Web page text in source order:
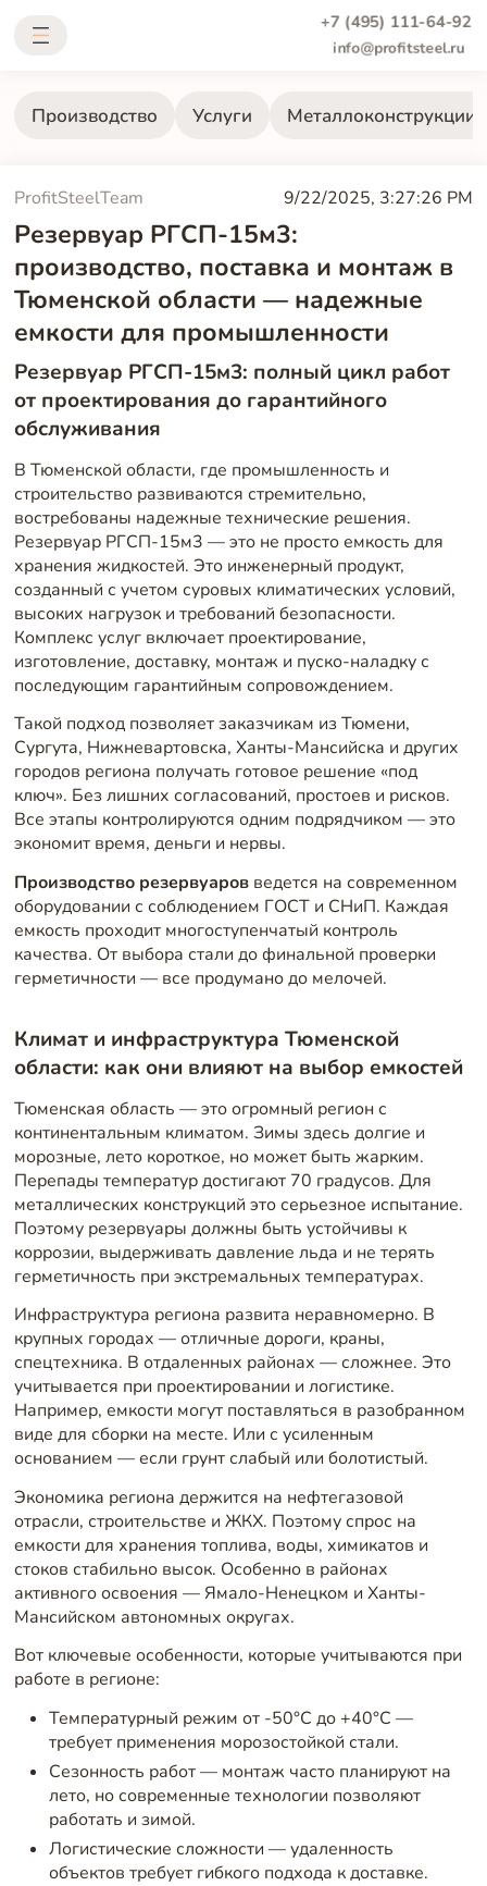
+7 (495) 111-64-92
info@profitsteel.ru
Производство Услуги Металлоконструкции
ProfitSteelTeam 9/22/2025, 3:27:26 PM
Резервуар РГСП-15м3:
производство, поставка и монтаж в
Тюменской области — надежные
емкости для промышленности
Резервуар РГСП-15м3: полный цикл работ
от проектирования до гарантийного
обслуживания
В Тюменской области, где промышленность и
строительство развиваются стремительно,
востребованы надежные технические решения.
Резервуар РГСП-15м3 — это не просто емкость для
хранения жидкостей. Это инженерный продукт,
созданный с учетом суровых климатических условий,
высоких нагрузок и требований безопасности.
Комплекс услуг включает проектирование,
изготовление, доставку, монтаж и пуско-наладку с
последующим гарантийным сопровождением.
Такой подход позволяет заказчикам из Тюмени,
Сургута, Нижневартовска, Ханты-Мансийска и других
городов региона получать готовое решение «под
ключ». Без лишних согласований, простоев и рисков.
Все этапы контролируются одним подрядчиком — это
экономит время, деньги и нервы.
Производство резервуаровведется на современном
оборудовании с соблюдением ГОСТ и СНиП. Каждая
емкость проходит многоступенчатый контроль
качества. От выбора стали до финальной проверки
герметичности — все продумано до мелочей.
Климат и инфраструктура Тюменской
области: как они влияют на выбор емкостей
Тюменская область — это огромный регион с
континентальным климатом. Зимы здесь долгие и
морозные, лето короткое, но может быть жарким.
Перепады температур достигают 70 градусов. Для
металлических конструкций это серьезное испытание.
Поэтому резервуары должны быть устойчивы к
коррозии, выдерживать давление льда и не терять
герметичность при экстремальных температурах.
Инфраструктура региона развита неравномерно. В
крупных городах — отличные дороги, краны,
спецтехника. В отдаленных районах — сложнее. Это
учитывается при проектировании и логистике.
Например, емкости могут поставляться в разобранном
виде для сборки на месте. Или с усиленным
основанием — если грунт слабый или болотистый.
Экономика региона держится на нефтегазовой
отрасли, строительстве и ЖКХ. Поэтому спрос на
емкости для хранения топлива, воды, химикатов и
стоков стабильно высок. Особенно в районах
активного освоения — Ямало-Ненецком и Ханты-
Мансийском автономных округах.
Вот ключевые особенности, которые учитываются при
работе в регионе:
Температурный режим от -50°C до +40°C —
требует применения морозостойкой стали.
Сезонность работ — монтаж часто планируют на
лето, но современные технологии позволяют
работать и зимой.
Логистические сложности — удаленность
объектов требует гибкого подхода к доставке.